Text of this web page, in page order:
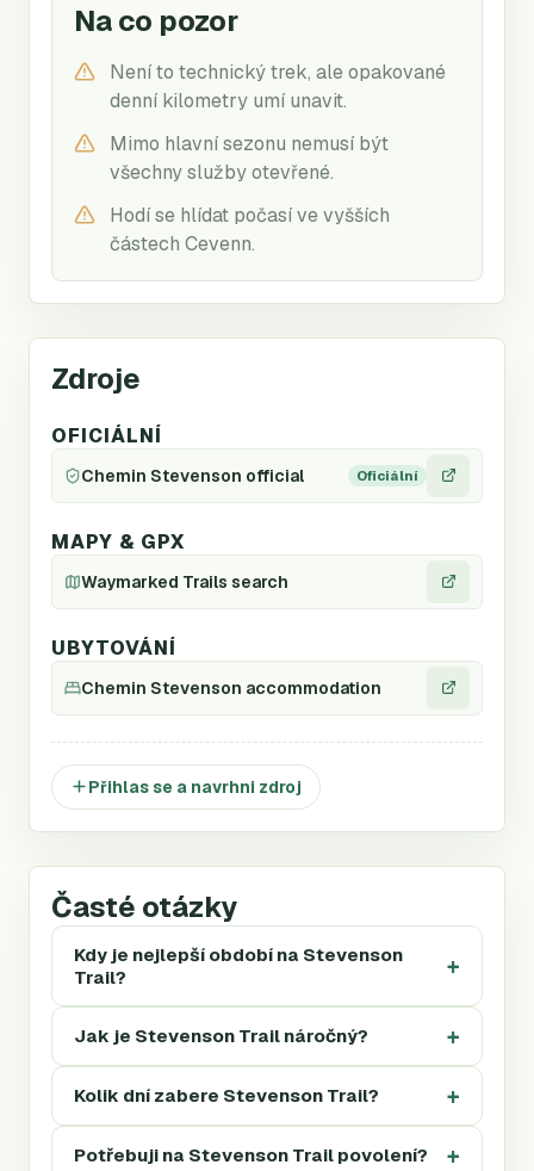
Na co pozor
Není to technický trek, ale opakované
denní kilometry umí unavit.
Mimo hlavní sezonu nemusí být
všechny služby otevřené.
Hodí se hlídat počasí ve vyšších
částech Cevenn.
Zdroje
OFICIÁLNÍ
Chemin Stevenson official Oficiální
MAPY & GPX
Waymarked Trails search
UBYTOVÁNÍ
Chemin Stevenson accommodation
Přihlas se a navrhni zdroj
Časté otázky
Kdy je nejlepší období na Stevenson
Trail?
Jak je Stevenson Trail náročný?
Kolik dní zabere Stevenson Trail?
Potřebuji na Stevenson Trail povolení?